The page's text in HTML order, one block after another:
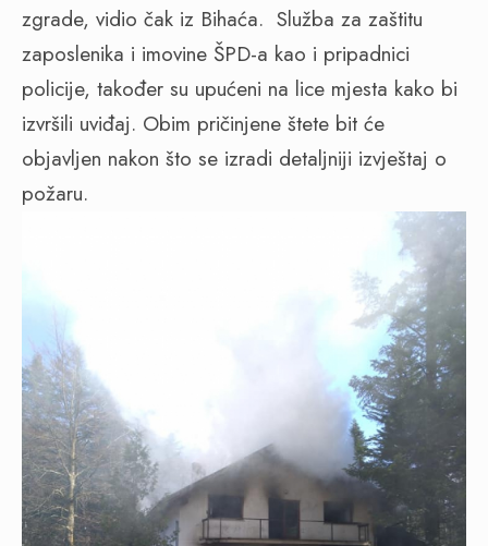
zgrade, vidio čak iz Bihaća. Služba za zaštitu
zaposlenika i imovine ŠPD-a kao i pripadnici
policije, također su upućeni na lice mjesta kako bi
izvršili uviđaj. Obim pričinjene štete bit će
objavljen nakon što se izradi detaljniji izvještaj o
požaru.